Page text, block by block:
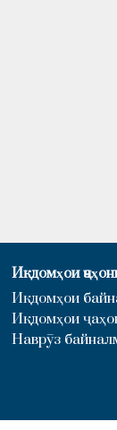
Иқдомҳои
Иқдомҳои
Иқдомҳои
Наврӯз